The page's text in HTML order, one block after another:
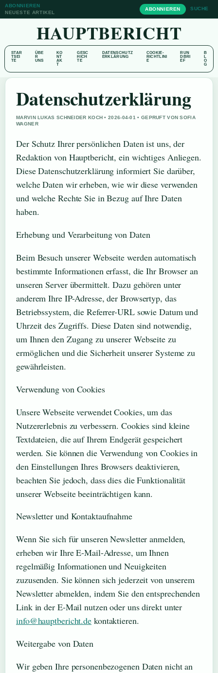
ABONNIEREN
NEUESTE ARTIKEL
ABONNIEREN SUCHE
HAUPTBERICHT
STAR
TSEI
TE
ÜBE
R
UNS
KO
NT
AK
T
GESC
HICH
TE
DATENSCHUTZ
ERKLÄRUNG
COOKIE-
RICHTLINI
E
RUN
DBRI
EF
B
L
O
G
Datenschutzerklärung
MARVIN LUKAS SCHNEIDER KOCH • 2026-04-01 • GEPRUFT VON SOFIA
WAGNER
Der Schutz Ihrer persönlichen Daten ist uns, der
Redaktion von Hauptbericht, ein wichtiges Anliegen.
Diese Datenschutzerklärung informiert Sie darüber,
welche Daten wir erheben, wie wir diese verwenden
und welche Rechte Sie in Bezug auf Ihre Daten
haben.
Erhebung und Verarbeitung von Daten
Beim Besuch unserer Webseite werden automatisch
bestimmte Informationen erfasst, die Ihr Browser an
unseren Server übermittelt. Dazu gehören unter
anderem Ihre IP-Adresse, der Browsertyp, das
Betriebssystem, die Referrer-URL sowie Datum und
Uhrzeit des Zugriffs. Diese Daten sind notwendig,
um Ihnen den Zugang zu unserer Webseite zu
ermöglichen und die Sicherheit unserer Systeme zu
gewährleisten.
Verwendung von Cookies
Unsere Webseite verwendet Cookies, um das
Nutzererlebnis zu verbessern. Cookies sind kleine
Textdateien, die auf Ihrem Endgerät gespeichert
werden. Sie können die Verwendung von Cookies in
den Einstellungen Ihres Browsers deaktivieren,
beachten Sie jedoch, dass dies die Funktionalität
unserer Webseite beeinträchtigen kann.
Newsletter und Kontaktaufnahme
Wenn Sie sich für unseren Newsletter anmelden,
erheben wir Ihre E-Mail-Adresse, um Ihnen
regelmäßig Informationen und Neuigkeiten
zuzusenden. Sie können sich jederzeit von unserem
Newsletter abmelden, indem Sie den entsprechenden
Link in der E-Mail nutzen oder uns direkt unter
info@hauptbericht.de kontaktieren.
Weitergabe von Daten
Wir geben Ihre personenbezogenen Daten nicht an